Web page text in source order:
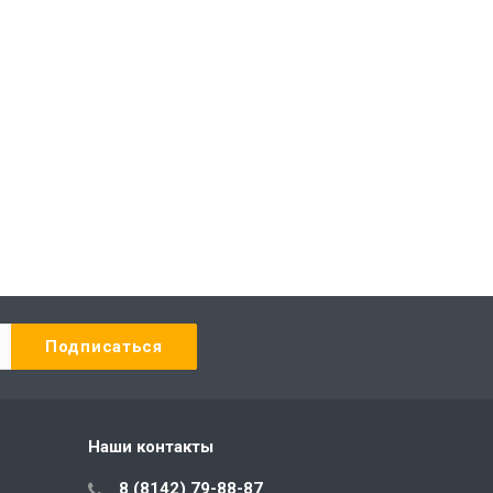
Наши контакты
8 (8142) 79-88-87